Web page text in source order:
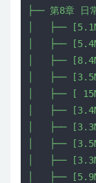
├── 第8章 日
│   ├──
│   ├──
│   ├──
│   ├──
│   ├── [
│   ├──
│   ├──
│   ├──
│   ├──
│   ├──